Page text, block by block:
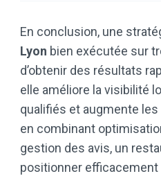
En conclusion, une
Lyon bien exécutée sur
d’obtenir des résultats
elle améliore la visibilité
qualifiés et augmente
en combinant
gestion des avis, un
positionner efficacement